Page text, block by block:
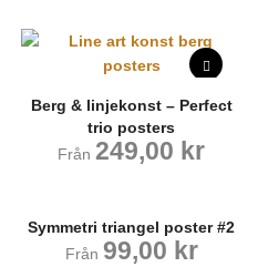
Berg & linjekonst – Perfect
trio posters
Från 249,00 kr
Symmetri triangel poster #2
Från 99,00 kr